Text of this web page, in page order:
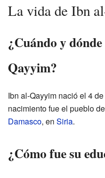
La vida de Ibn
¿Cuándo y
Qayyim?
Ibn al-Qayyim nació el 4
nacimiento fue el pueblo
Damasco, en Siria.
¿Cómo fue su